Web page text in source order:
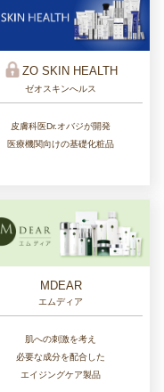
ZO SKIN HEALTH
ゼオスキンへルス
皮膚科医Dr.オバジが開発
医療機関向けの基礎化粧品
MDEAR
エムディア
肌への刺激を考え
必要な成分を配合した
エイジングケア製品